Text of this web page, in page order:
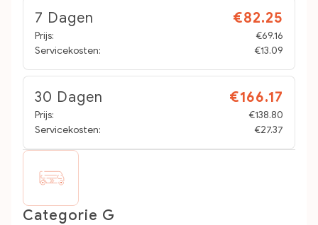
7 Dagen €82.25
Prijs:
€69.16
Servicekosten:
€13.09
30 Dagen €166.17
Prijs:
€138.80
Servicekosten:
€27.37
Categorie G